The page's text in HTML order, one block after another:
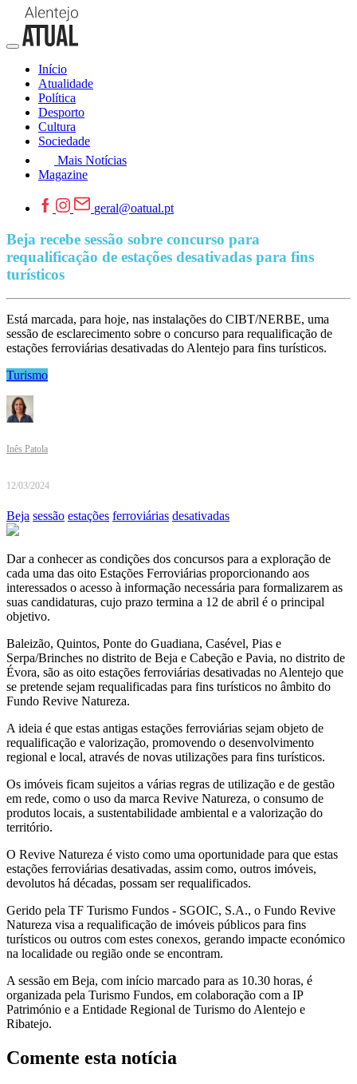
Início
Atualidade
Política
Desporto
Cultura
Sociedade
Mais Notícias
Magazine
geral@oatual.pt
Beja recebe sessão sobre concurso para
requalificação de estações desativadas para fins
turísticos
Está marcada, para hoje, nas instalações do CIBT/NERBE, uma
sessão de esclarecimento sobre o concurso para requalificação de
estações ferroviárias desativadas do Alentejo para fins turísticos.
Turismo
Inês Patola
12/03/2024
Beja sessão estações ferroviárias desativadas
Dar a conhecer as condições dos concursos para a exploração de
cada uma das oito Estações Ferroviárias proporcionando aos
interessados o acesso à informação necessária para formalizarem as
suas candidaturas, cujo prazo termina a 12 de abril é o principal
objetivo.
Baleizão, Quintos, Ponte do Guadiana, Casével, Pias e
Serpa/Brinches no distrito de Beja e Cabeção e Pavia, no distrito de
Évora, são as oito estações ferroviárias desativadas no Alentejo que
se pretende sejam requalificadas para fins turísticos no âmbito do
Fundo Revive Natureza.
A ideia é que estas antigas estações ferroviárias sejam objeto de
requalificação e valorização, promovendo o desenvolvimento
regional e local, através de novas utilizações para fins turísticos.
Os imóveis ficam sujeitos a várias regras de utilização e de gestão
em rede, como o uso da marca Revive Natureza, o consumo de
produtos locais, a sustentabilidade ambiental e a valorização do
território.
O Revive Natureza é visto como uma oportunidade para que estas
estações ferroviárias desativadas, assim como, outros imóveis,
devolutos há décadas, possam ser requalificados.
Gerido pela TF Turismo Fundos - SGOIC, S.A., o Fundo Revive
Natureza visa a requalificação de imóveis públicos para fins
turísticos ou outros com estes conexos, gerando impacte económico
na localidade ou região onde se encontram.​
A sessão em Beja, com início marcado para as 10.30 horas, é
organizada pela Turismo Fundos, em colaboração com a IP
Património e a Entidade Regional de Turismo do Alentejo e
Ribatejo.
Comente esta notícia